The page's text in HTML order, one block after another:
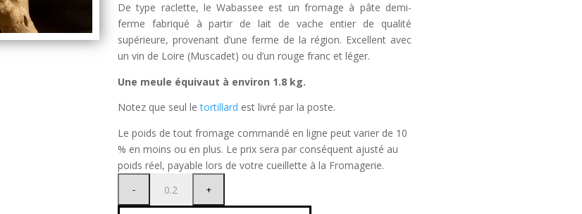
De type raclette, le Wabassee est un fromage à pâte demi-
ferme fabriqué à partir de lait de vache entier de qualité
supérieure, provenant d’une ferme de la région. Excellent avec
un vin de Loire (Muscadet) ou d’un rouge franc et léger.
Une meule équivaut à environ 1.8 kg.
Notez que seul letortillard est livré par la poste.
Le poids de tout fromage commandé en ligne peut varier de 10
% en moins ou en plus. Le prix sera par conséquent ajusté au
poids réel, payable lors de votre cueillette à la Fromagerie.